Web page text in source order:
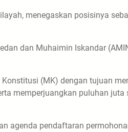
menegaskan posisinya
dan Muhaimin Iskandar
(MK) dengan tujuan
memperjuangkan puluhan juta
agenda pendaftaran